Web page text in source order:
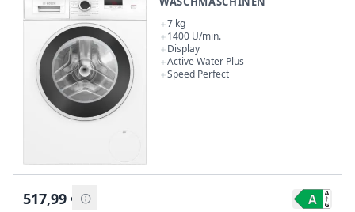
7 kg
1400 U/min.
Display
Active Water Plus
Speed Perfect
517,99 €